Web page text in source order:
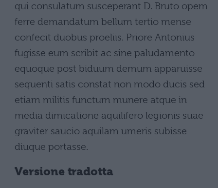
qui consulatum susceperant D. Bruto opem
ferre demandatum bellum tertio mense
confecit duobus proeliis. Priore Antonius
fugisse eum scribit ac sine paludamento
equoque post biduum demum apparuisse
sequenti satis constat non modo ducis sed
etiam militis functum munere atque in
media dimicatione aquilifero legionis suae
graviter saucio aquilam umeris subisse
diuque portasse.
Versione tradotta